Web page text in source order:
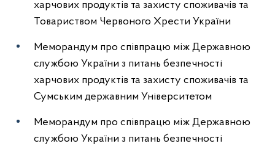
харчових продуктів та захисту споживачів та
Товариством Червоного Хрести України
Меморандум про співпрацю між Державною
службою України з питань безпечності
харчових продуктів та захисту споживачів та
Сумським державним Університетом
Меморандум про співпрацю між Державною
службою України з питань безпечності